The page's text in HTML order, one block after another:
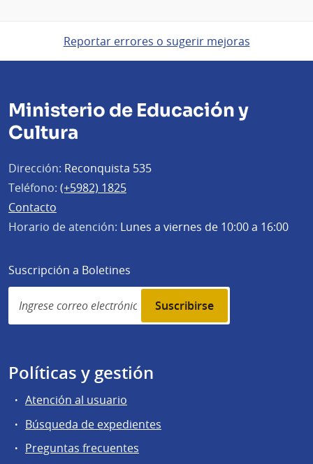
Reportar errores o sugerir mejoras
Ministerio de Educación y
Cultura
Dirección: Reconquista 535
Teléfono: (+5982) 1825
Contacto
Horario de atención: Lunes a viernes de 10:00 a 16:00
Suscripción a Boletines
Simplenews
subscription
Políticas y gestión
Atención al usuario
Búsqueda de expedientes
Preguntas frecuentes